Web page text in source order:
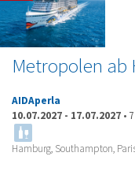
Metropolen ab
AIDAperla
10.07.2027 - 17.07.2027 •
Hamburg, Southampton,